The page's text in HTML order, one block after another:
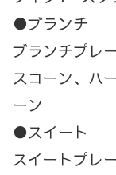
●ブランチ
ブランチプレ
スコーン、ハ
ーン
●スイート
スイートプレ